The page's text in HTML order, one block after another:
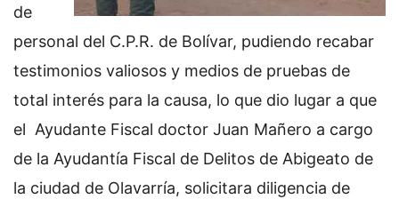
de
personal del C.P.R. de Bolívar, pudiendo recabar
testimonios valiosos y medios de pruebas de
total interés para la causa, lo que dio lugar a que
el Ayudante Fiscal doctor Juan Mañero a cargo
de la Ayudantía Fiscal de Delitos de Abigeato de
la ciudad de Olavarría, solicitara diligencia de